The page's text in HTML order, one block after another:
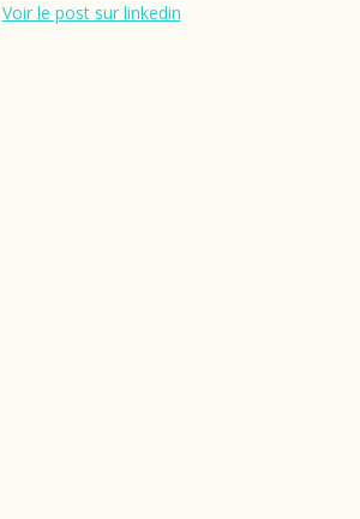
Voir le post sur linkedin